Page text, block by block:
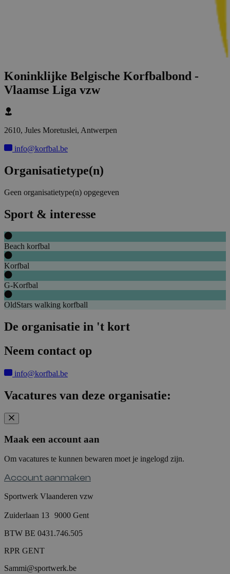
Koninklijke Belgische Korfbalbond -
Vlaamse Liga vzw
2610, Jules Moretuslei, Antwerpen
info@korfbal.be
Organisatietype(n)
Geen organisatietype(n) opgegeven
Sport & interesse
Beach korfbal
Korfbal
G-Korfbal
OldStars walking korfball
De organisatie in 't kort
Neem contact op
info@korfbal.be
Vacatures van deze organisatie:
Maak een account aan
Om vacatures te kunnen bewaren moet je ingelogd zijn.
Account aanmaken
Sportwerk Vlaanderen vzw
Zuiderlaan 13 9000 Gent
BTW BE 0431.746.505
RPR GENT
Sammi@sportwerk.be